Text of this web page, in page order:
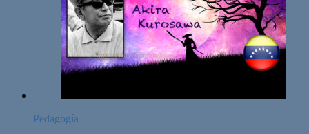
Pedagogía